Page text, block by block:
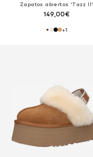
Zapatos abiertos 'Tazz II'
149,00€
+1